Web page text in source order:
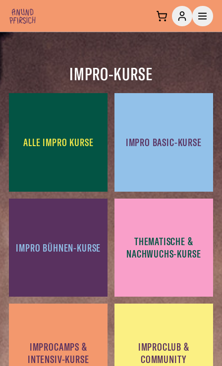
Zum Inhalt springen
IMPRO-KURSE
ALLE IMPRO KURSE IMPRO BASIC-KURSE
IMPRO BÜHNEN-KURSE
THEMATISCHE &
NACHWUCHS-KURSE
IMPROCAMPS &
INTENSIV-KURSE
IMPROCLUB &
COMMUNITY